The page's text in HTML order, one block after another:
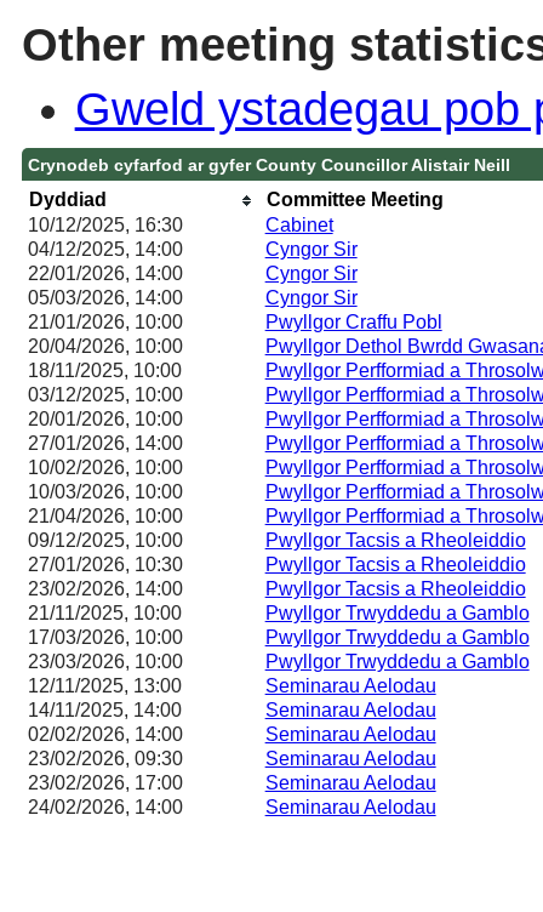
Other meeting
Gweld ystadegau pob
Crynodeb cyfarfod ar gyfer County Councillor Alistair Neill
Dyddiad
Committee Meeting
10/12/2025, 16:30
Cabinet
04/12/2025, 14:00 Cyngor Sir
22/01/2026, 14:00 Cyngor Sir
05/03/2026, 14:00 Cyngor Sir
21/01/2026, 10:00 Pwyllgor Craffu Pobl
20/04/2026, 10:00
Pwyllgor Dethol Bwrdd
18/11/2025, 10:00
Pwyllgor Perfformiad a
03/12/2025, 10:00
Pwyllgor Perfformiad a
20/01/2026, 10:00
Pwyllgor Perfformiad a
27/01/2026, 14:00
Pwyllgor Perfformiad a
10/02/2026, 10:00
Pwyllgor Perfformiad a
10/03/2026, 10:00
Pwyllgor Perfformiad a
21/04/2026, 10:00
Pwyllgor Perfformiad a
09/12/2025, 10:00
Pwyllgor Tacsis a Rheoleiddio
27/01/2026, 10:30 Pwyllgor Tacsis a Rheoleiddio
23/02/2026, 14:00 Pwyllgor Tacsis a Rheoleiddio
21/11/2025, 10:00 Pwyllgor Trwyddedu a Gamblo
17/03/2026, 10:00 Pwyllgor Trwyddedu a Gamblo
23/03/2026, 10:00 Pwyllgor Trwyddedu a Gamblo
12/11/2025, 13:00 Seminarau Aelodau
14/11/2025, 14:00 Seminarau Aelodau
02/02/2026, 14:00 Seminarau Aelodau
23/02/2026, 09:30 Seminarau Aelodau
23/02/2026, 17:00 Seminarau Aelodau
24/02/2026, 14:00 Seminarau Aelodau